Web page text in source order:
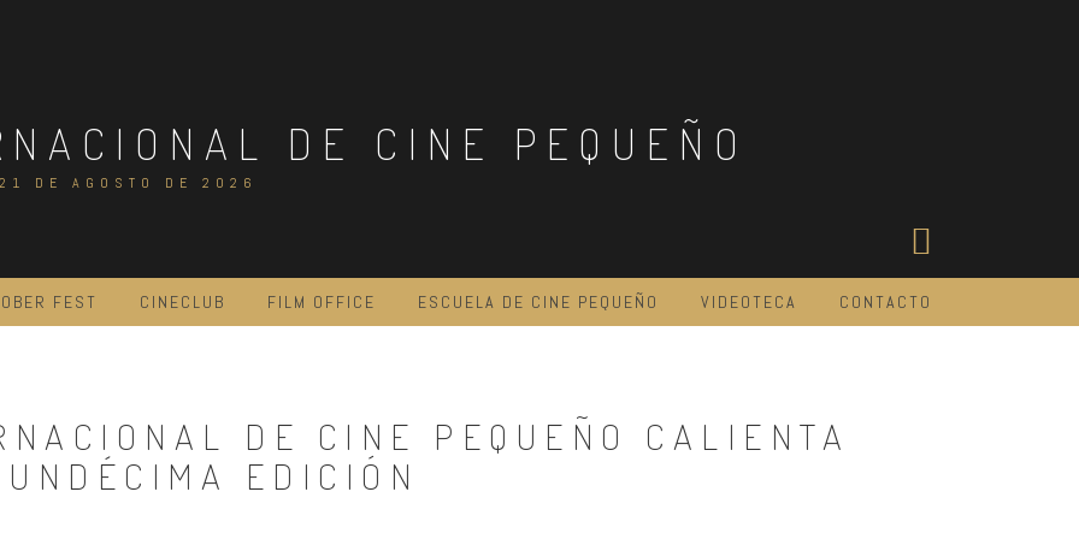
DE CINE PEQUEÑO
DE AGOSTO DE 2026
FEST CINECLUB FILM OFFICE ESCUELA DE CINE PEQUEÑO VIDEOTECA CONTACTO
DE CINE PEQUEÑO CALIENTA
EDICIÓN